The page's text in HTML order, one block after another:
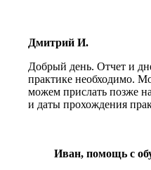
Дмитрий И.
Добрый день. Отчет и
практике необходимо.
можем прислать позже
и даты прохождения
Иван, помощь с